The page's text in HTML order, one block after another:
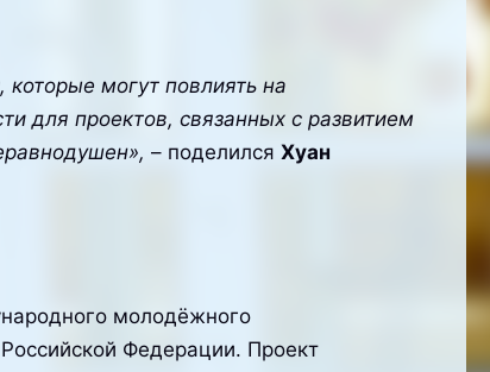
могут повлиять на
для проектов, связанных с развитием
– поделился Хуан
молодёжного
Федерации. Проект